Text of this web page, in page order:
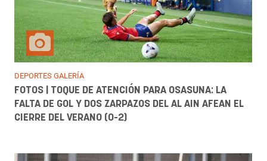
DEPORTES GALERÍA
FOTOS | TOQUE DE ATENCIÓN PARA OSASUNA: LA
FALTA DE GOL Y DOS ZARPAZOS DEL AL AIN AFEAN EL
CIERRE DEL VERANO (0-2)